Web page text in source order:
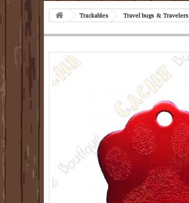
Trackables Travel bugs & Travelers